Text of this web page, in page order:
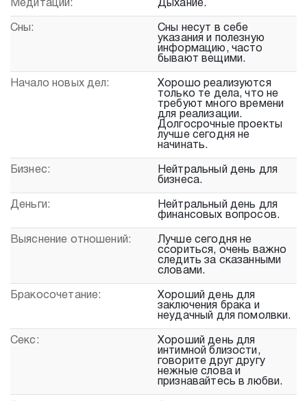
Медитации: Дыхание.
Сны:
Сны несут в себе
указания и полезную
информацию, часто
бывают вещими.
Начало новых дел:
Хорошо реализуются
только те дела, что не
требуют много времени
для реализации.
Долгосрочные проекты
лучше сегодня не
начинать.
Бизнес:
Нейтральный день для
бизнеса.
Деньги:
Нейтральный день для
финансовых вопросов.
Выяснение отношений:
Лучше сегодня не
ссориться, очень важно
следить за сказанными
словами.
Бракосочетание:
Хороший день для
заключения брака и
неудачный для помолвки.
Секс:
Хороший день для
интимной близости,
говорите друг другу
нежные слова и
признавайтесь в любви.